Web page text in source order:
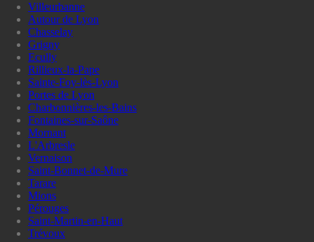
Villeurbanne
Autour de Lyon
Chasselay
Grigny
Ecully
Rillieux-la-Pape
Sainte-Foy-lès-Lyon
Portes de Lyon
Charbonnières-les-Bains
Fontaines-sur-Saône
Mornant
L'Arbresle
Vernaison
Saint-Bonnet-de-Mure
Tarare
Mions
Pérouges
Saint-Martin-en-Haut
Trévoux